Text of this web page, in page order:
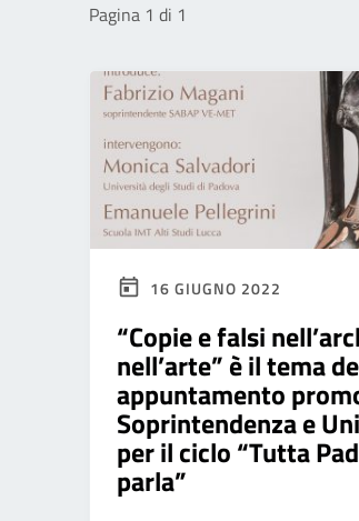
Pagina 1 di 1
16 GIUGNO 2022
“Copie e falsi
nell’arte” è il tema
appuntamento
Soprintendenza e
per il ciclo “Tutta
parla”